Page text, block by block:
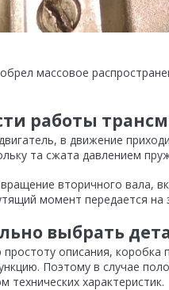
массовое
работы
в движение
та сжата давлением
вторичного вала,
момент передается на
выбрать
описания,
Поэтому в случае
технических характеристик.